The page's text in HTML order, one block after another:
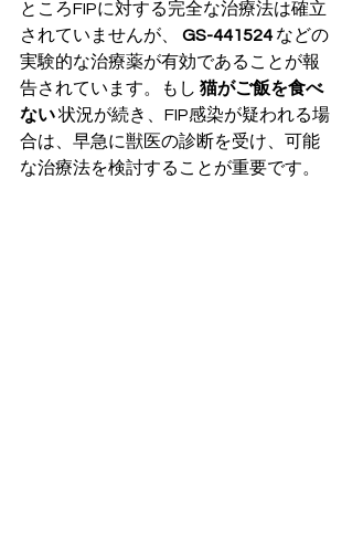
ところFIPに対する完全な治療法は確立
されていませんが、 GS-441524 などの
実験的な治療薬が有効であることが報
告されています。もし 猫がご飯を食べ
ない 状況が続き、FIP感染が疑われる場
合は、早急に獣医の診断を受け、可能
な治療法を検討することが重要です。